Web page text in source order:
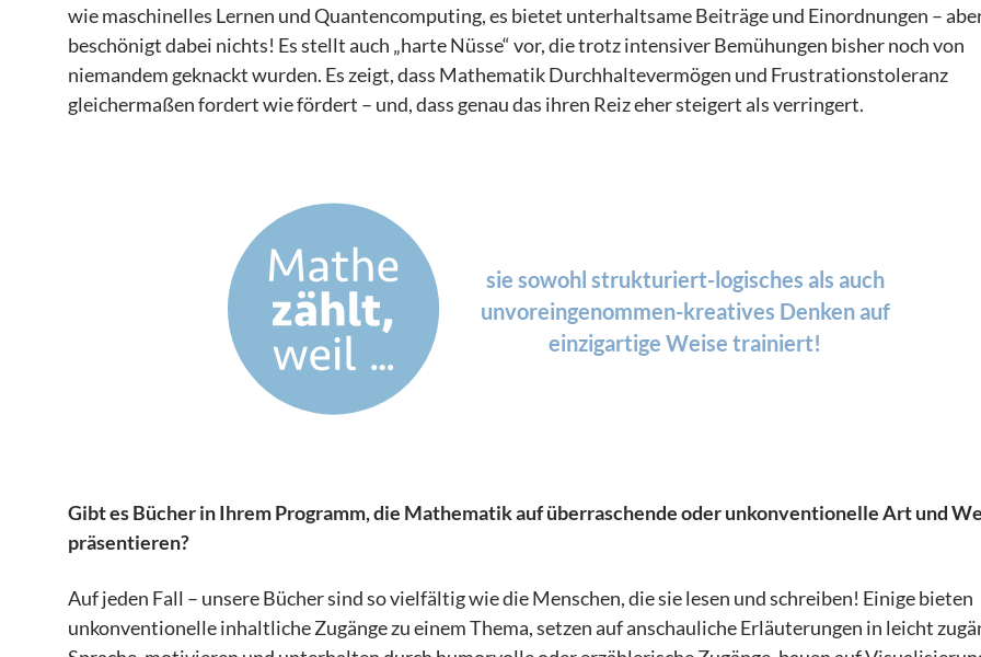
wie maschinelles Lernen und Quantencomputing, es bietet unterhaltsame Beiträge und Einordnungen –
beschönigt dabei nichts! Es stellt auch „harte Nüsse“ vor, die trotz intensiver Bemühungen bisher noch von
niemandem geknackt wurden. Es zeigt, dass Mathematik Durchhaltevermögen und Frustrationstoleranz
gleichermaßen fordert wie fördert – und, dass genau das ihren Reiz eher steigert als verringert.
sie sowohl strukturiert-logisches als auch
unvoreingenommen-kreatives Denken auf
einzigartige Weise trainiert!
Gibt es Bücher in Ihrem Programm, die Mathematik auf überraschende oder unkonventionelle Art und
präsentieren?
Auf jeden Fall – unsere Bücher sind so vielfältig wie die Menschen, die sie lesen und schreiben! Einige bieten
unkonventionelle inhaltliche Zugänge zu einem Thema, setzen auf anschauliche Erläuterungen in leicht